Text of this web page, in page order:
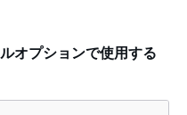
オプションで使用する